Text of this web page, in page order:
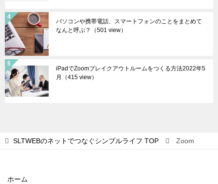
パソコンや携帯電話、スマートフォンのことをまとめて
なんと呼ぶ？
（501 view）
iPadでZoomブレイクアウトルームをつくる方法2022年5
月
（415 view）
SLTWEBのネットでつなぐシンプルライフ TOP Zoom
ホーム